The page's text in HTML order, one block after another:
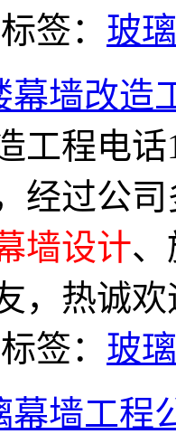
标签： 玻
墙改造
工程电
经过公
墙设计
，热诚
标签： 玻
幕墙工程